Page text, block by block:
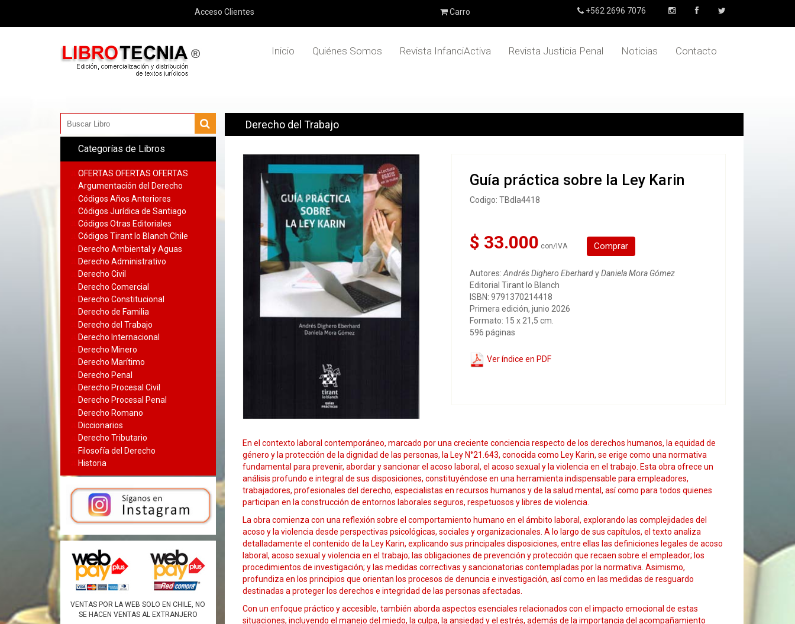
Acceso Clientes Carro +562 2696 7076
Inicio Quiénes Somos Revista InfanciActiva Revista Justicia Penal Noticias Contacto
Categorías de Libros
OFERTAS OFERTAS OFERTAS
Argumentación del Derecho
Códigos Años Anteriores
Códigos Jurídica de Santiago
Códigos Otras Editoriales
Códigos Tirant lo Blanch Chile
Derecho Ambiental y Aguas
Derecho Administrativo
Derecho Civil
Derecho Comercial
Derecho Constitucional
Derecho de Familia
Derecho del Trabajo
Derecho Internacional
Derecho Minero
Derecho Marítimo
Derecho Penal
Derecho Procesal Civil
Derecho Procesal Penal
Derecho Romano
Diccionarios
Derecho Tributario
Filosofía del Derecho
Historia
VENTAS POR LA WEB SOLO EN CHILE, NO
SE HACEN VENTAS AL EXTRANJERO
Derecho del Trabajo
Guía práctica sobre la Ley Karin
Codigo: TBdla4418
$ 33.000 con/IVA Comprar
Autores: Andrés Dighero EberhardyDaniela Mora Gómez
Editorial Tirant lo Blanch
ISBN: 9791370214418
Primera edición, junio 2026
Formato: 15 x 21,5 cm.
596 páginas
Ver índice en PDF
En el contexto laboral contemporáneo, marcado por una creciente conciencia respecto de los derechos humanos, la equidad de
género y la protección de la dignidad de las personas, la Ley N°21.643, conocida como Ley Karin, se erige como una normativa
fundamental para prevenir, abordar y sancionar el acoso laboral, el acoso sexual y la violencia en el trabajo. Esta obra ofrece un
análisis profundo e integral de sus disposiciones, constituyéndose en una herramienta indispensable para empleadores,
trabajadores, profesionales del derecho, especialistas en recursos humanos y de la salud mental, así como para todos quienes
participan en la construcción de entornos laborales seguros, respetuosos y libres de violencia.
La obra comienza con una reflexión sobre el comportamiento humano en el ámbito laboral, explorando las complejidades del
acoso y la violencia desde perspectivas psicológicas, sociales y organizacionales. A lo largo de sus capítulos, el texto analiza
detalladamente el contenido de la Ley Karin, explicando sus principales disposiciones, entre ellas las definiciones legales de acoso
laboral, acoso sexual y violencia en el trabajo; las obligaciones de prevención y protección que recaen sobre el empleador; los
procedimientos de investigación; y las medidas correctivas y sancionatorias contempladas por la normativa. Asimismo,
profundiza en los principios que orientan los procesos de denuncia e investigación, así como en las medidas de resguardo
destinadas a proteger los derechos e integridad de las personas afectadas.
Con un enfoque práctico y accesible, también aborda aspectos esenciales relacionados con el impacto emocional de estas
situaciones, incluyendo el manejo del miedo, la culpa, la ansiedad y el estrés, además de la importancia del acompañamiento